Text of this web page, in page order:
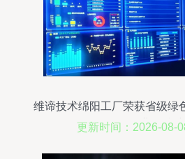
维谛技术绵阳工厂荣获省级绿
数据行业可持
更新时间：2026-08-